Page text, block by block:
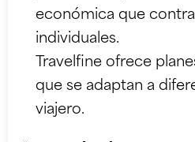
económica que
individuales.
Travelfine ofrece
que se adaptan a
viajero.